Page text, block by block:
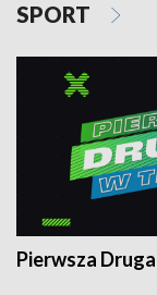
SPORT
Pierwsza